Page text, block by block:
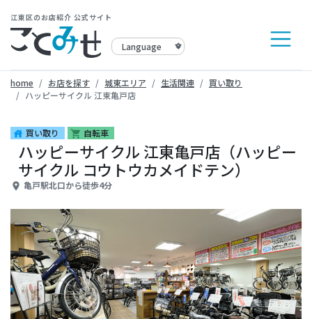
江東区のお店紹介 公式サイト
home お店を探す 城東エリア 生活関連
買い取り
ハッピーサイクル 江東亀戸店
house 買い取り shopping_cart 自転車
ハッピーサイクル 江東亀戸店（ハッピー
サイクル コウトウカメイドテン）
place 亀戸駅北口から徒歩4分